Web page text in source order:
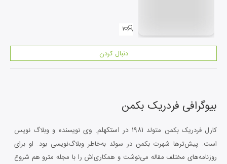
۱
دنبال کردن
بیوگرافی فردریک بکمن
کارل فردریک بکمن متولد ۱۹۸۱ در استکهلم. وینویسنده و وبلاگ نویس
است. پیش‌ترها شهرت بکمن در سوئد به‌خاطر وبلاگ‌نویسی بود. او برای
روزنامه‌های مختلف مقاله می‌نوشت و همکاری‌اش را با مجله مترو هم شروع